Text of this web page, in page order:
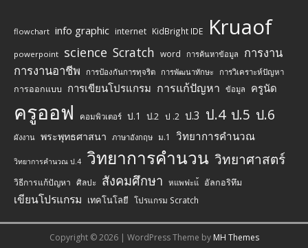
flowchart info graphic internet KidBright IDE Kruaof
powerpoint science Scratch word การค้นหาข้อมูล
การงาน
การงานอาชีพ
การป้องกันการทุจริต การพัฒนาทักษะ การวิเคราะห์ปัญหา
การออกแบบ การเขียนโปรแกรม การแก้ปัญหา ข้อมูล ครูนัด
ครูออฟ คอมพิวเตอร์ ป.1 ป.2 ป .2 ป.3 ป.4 ป.5 ป.6
ผังงาน พระพุทธศาสนา ภาษาอังกฤษ ม.1 วิทยาการคำนวณ
วิทยาการคำนวณ ป.4 วิทยาการคำนวน วิทยาศาสตร์
วิธีการแก้ปัญหา ศิลปะ สังคมศึกษา หแพฟะแ้ อัลกอริทึม
เขียนโปรแกรม เทคโนโลยี โปรแกรม Scratch
Copyright © 2026 | WordPress Theme by MH Themes